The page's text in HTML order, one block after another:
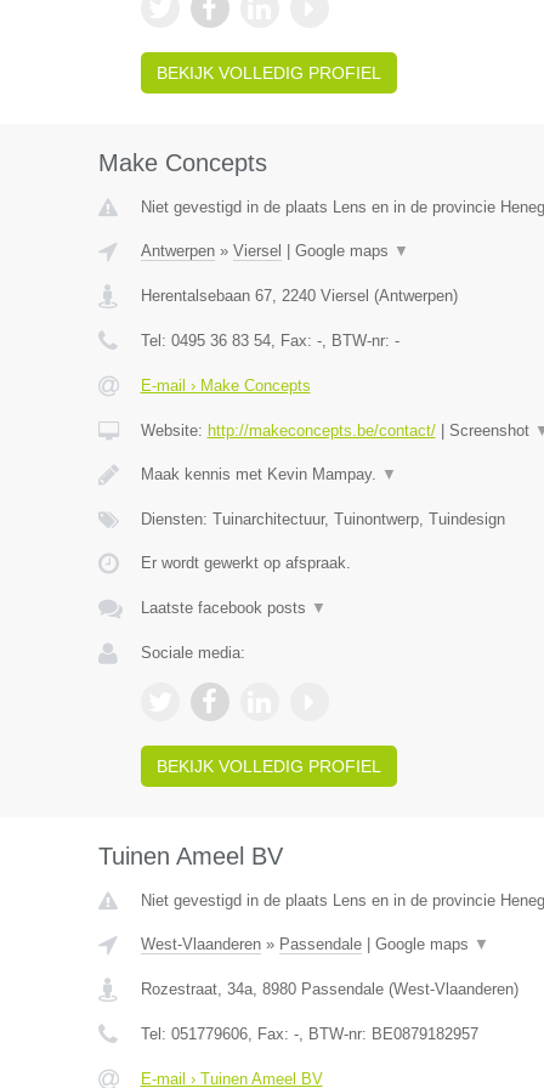
BEKIJK VOLLEDIG PROFIEL
Make Concepts
Niet gevestigd in de plaats Lens en in de provincie
Antwerpen» Viersel Google maps ▼
Herentalsebaan 67, 2240 Viersel (Antwerpen)
Tel: 0495 36 83 54, Fax: -, BTW-nr: -
E-mail › Make Concepts
Website: http://makeconcepts.be/contact/| Screenshot
Maak kennis met Kevin Mampay. ▼
Diensten: Tuinarchitectuur, Tuinontwerp, Tuindesign
Er wordt gewerkt op afspraak.
Laatste facebook posts ▼
Sociale media:
BEKIJK VOLLEDIG PROFIEL
Tuinen Ameel BV
Niet gevestigd in de plaats Lens en in de provincie
West-Vlaanderen» Passendale| Google maps ▼
Rozestraat, 34a, 8980 Passendale(West-Vlaanderen)
Tel: 051779606, Fax: -, BTW-nr: BE0879182957
E-mail › Tuinen Ameel BV